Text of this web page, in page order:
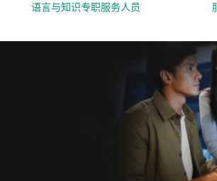
语言与知识专职服务人员